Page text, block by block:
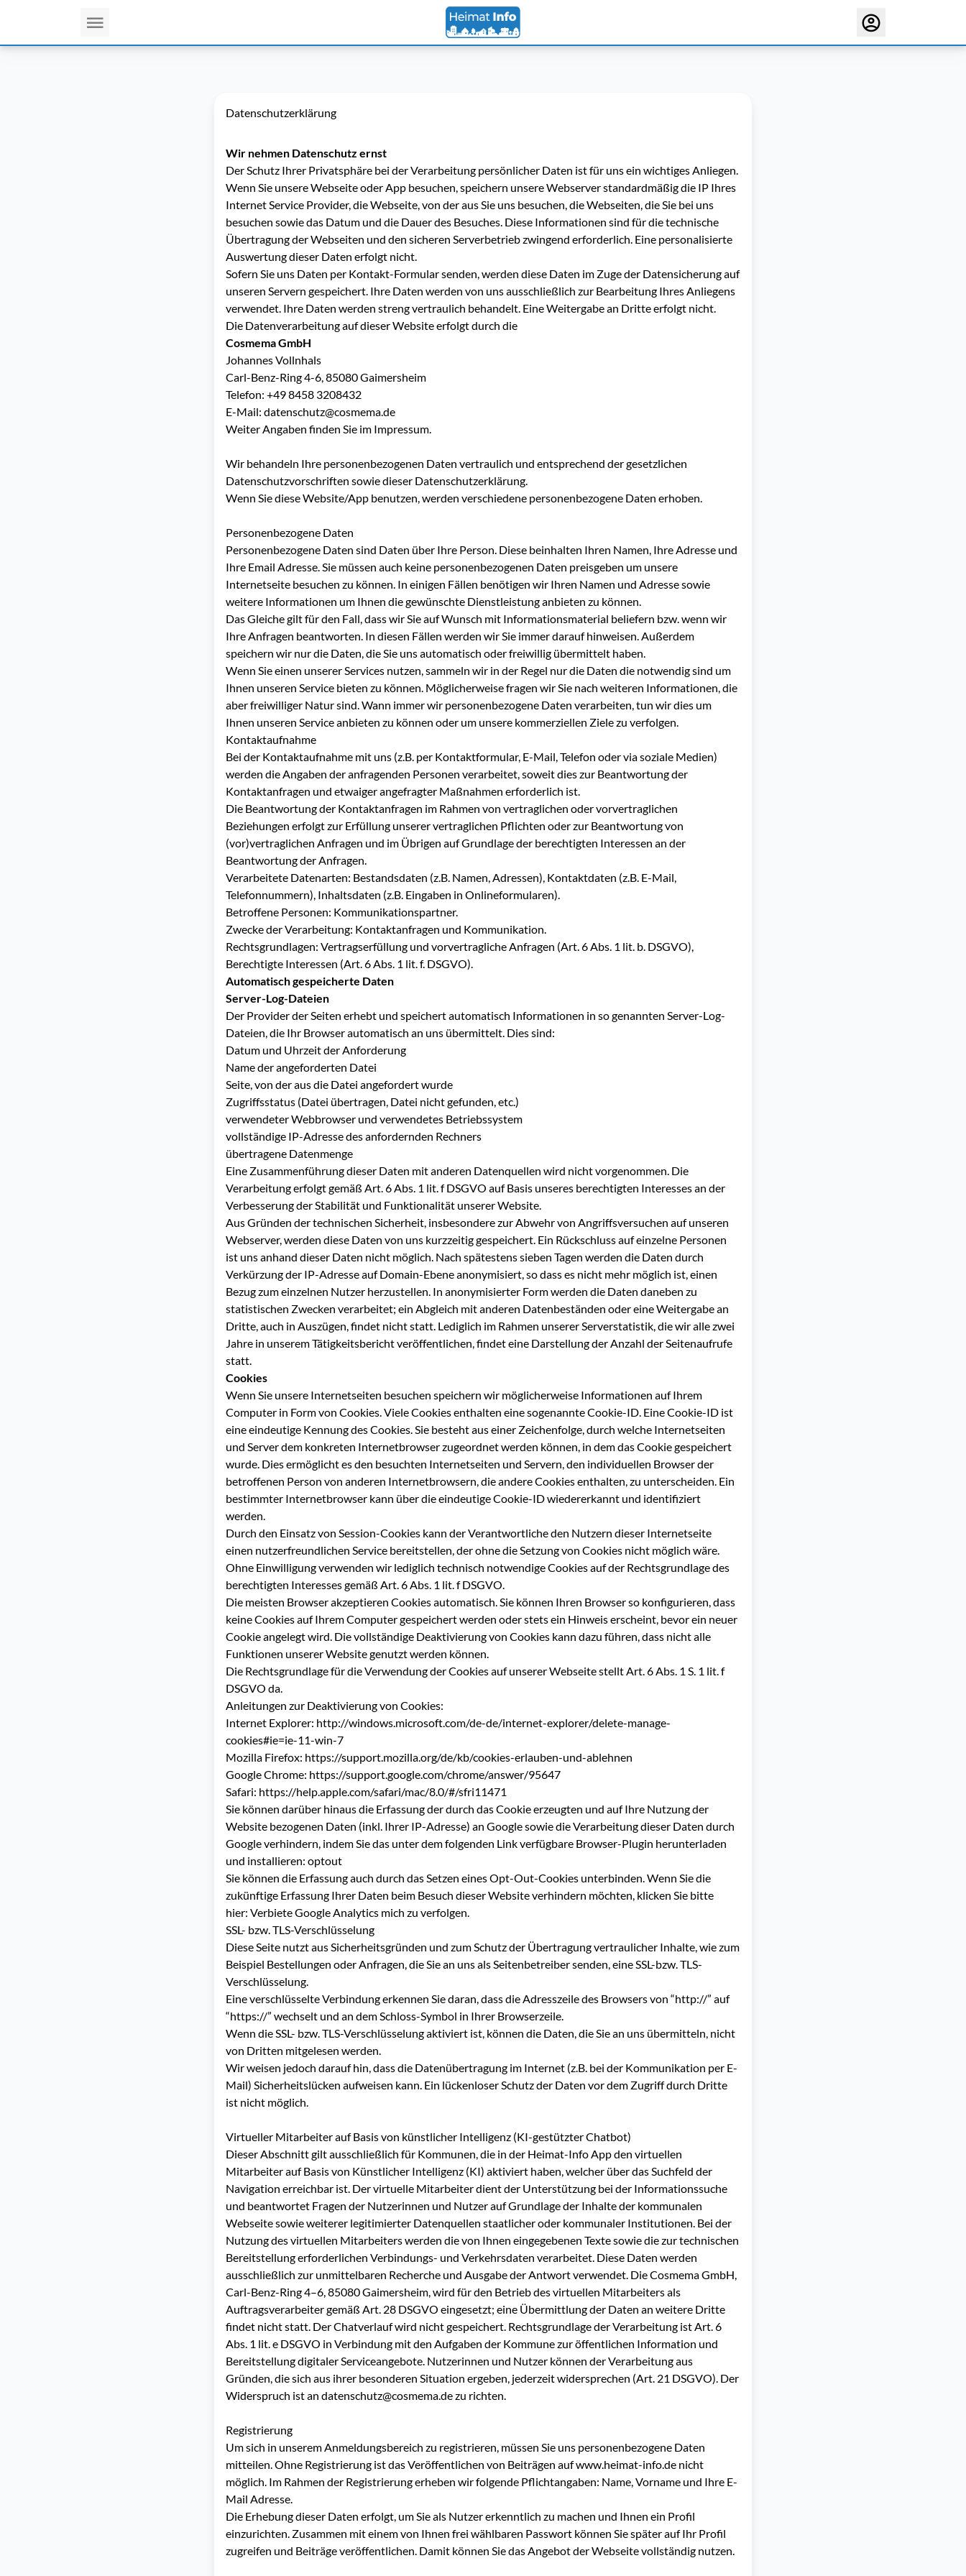
Datenschutzerklärung
Wir nehmen Datenschutz ernst
Der Schutz Ihrer Privatsphäre bei der Verarbeitung persönlicher Daten ist für uns ein wichtiges Anliegen.
Wenn Sie unsere Webseite oder App besuchen, speichern unsere Webserver standardmäßig die IP Ihres
Internet Service Provider, die Webseite, von der aus Sie uns besuchen, die Webseiten, die Sie bei uns
besuchen sowie das Datum und die Dauer des Besuches. Diese Informationen sind für die technische
Übertragung der Webseiten und den sicheren Serverbetrieb zwingend erforderlich. Eine personalisierte
Auswertung dieser Daten erfolgt nicht.
Sofern Sie uns Daten per Kontakt-Formular senden, werden diese Daten im Zuge der Datensicherung auf
unseren Servern gespeichert. Ihre Daten werden von uns ausschließlich zur Bearbeitung Ihres Anliegens
verwendet. Ihre Daten werden streng vertraulich behandelt. Eine Weitergabe an Dritte erfolgt nicht.
Die Datenverarbeitung auf dieser Website erfolgt durch die
Cosmema GmbH
Johannes Vollnhals
Carl-Benz-Ring 4-6, 85080 Gaimersheim
Telefon: +49 8458 3208432
E-Mail: datenschutz@cosmema.de
Weiter Angaben finden Sie im Impressum.
Wir behandeln Ihre personenbezogenen Daten vertraulich und entsprechend der gesetzlichen
Datenschutzvorschriften sowie dieser Datenschutzerklärung.
Wenn Sie diese Website/App benutzen, werden verschiedene personenbezogene Daten erhoben.
Personenbezogene Daten
Personenbezogene Daten sind Daten über Ihre Person. Diese beinhalten Ihren Namen, Ihre Adresse und
Ihre Email Adresse. Sie müssen auch keine personenbezogenen Daten preisgeben um unsere
Internetseite besuchen zu können. In einigen Fällen benötigen wir Ihren Namen und Adresse sowie
weitere Informationen um Ihnen die gewünschte Dienstleistung anbieten zu können.
Das Gleiche gilt für den Fall, dass wir Sie auf Wunsch mit Informationsmaterial beliefern bzw. wenn wir
Ihre Anfragen beantworten. In diesen Fällen werden wir Sie immer darauf hinweisen. Außerdem
speichern wir nur die Daten, die Sie uns automatisch oder freiwillig übermittelt haben.
Wenn Sie einen unserer Services nutzen, sammeln wir in der Regel nur die Daten die notwendig sind um
Ihnen unseren Service bieten zu können. Möglicherweise fragen wir Sie nach weiteren Informationen, die
aber freiwilliger Natur sind. Wann immer wir personenbezogene Daten verarbeiten, tun wir dies um
Ihnen unseren Service anbieten zu können oder um unsere kommerziellen Ziele zu verfolgen.
Kontaktaufnahme
Bei der Kontaktaufnahme mit uns (z.B. per Kontaktformular, E-Mail, Telefon oder via soziale Medien)
werden die Angaben der anfragenden Personen verarbeitet, soweit dies zur Beantwortung der
Kontaktanfragen und etwaiger angefragter Maßnahmen erforderlich ist.
Die Beantwortung der Kontaktanfragen im Rahmen von vertraglichen oder vorvertraglichen
Beziehungen erfolgt zur Erfüllung unserer vertraglichen Pflichten oder zur Beantwortung von
(vor)vertraglichen Anfragen und im Übrigen auf Grundlage der berechtigten Interessen an der
Beantwortung der Anfragen.
Verarbeitete Datenarten: Bestandsdaten (z.B. Namen, Adressen), Kontaktdaten (z.B. E-Mail,
Telefonnummern), Inhaltsdaten (z.B. Eingaben in Onlineformularen).
Betroffene Personen: Kommunikationspartner.
Zwecke der Verarbeitung: Kontaktanfragen und Kommunikation.
Rechtsgrundlagen: Vertragserfüllung und vorvertragliche Anfragen (Art. 6 Abs. 1 lit. b. DSGVO),
Berechtigte Interessen (Art. 6 Abs. 1 lit. f. DSGVO).
Automatisch gespeicherte Daten
Server-Log-Dateien
Der Provider der Seiten erhebt und speichert automatisch Informationen in so genannten Server-Log-
Dateien, die Ihr Browser automatisch an uns übermittelt. Dies sind:
Datum und Uhrzeit der Anforderung
Name der angeforderten Datei
Seite, von der aus die Datei angefordert wurde
Zugriffsstatus (Datei übertragen, Datei nicht gefunden, etc.)
verwendeter Webbrowser und verwendetes Betriebssystem
vollständige IP-Adresse des anfordernden Rechners
übertragene Datenmenge
Eine Zusammenführung dieser Daten mit anderen Datenquellen wird nicht vorgenommen. Die
Verarbeitung erfolgt gemäß Art. 6 Abs. 1 lit. f DSGVO auf Basis unseres berechtigten Interesses an der
Verbesserung der Stabilität und Funktionalität unserer Website.
Aus Gründen der technischen Sicherheit, insbesondere zur Abwehr von Angriffsversuchen auf unseren
Webserver, werden diese Daten von uns kurzzeitig gespeichert. Ein Rückschluss auf einzelne Personen
ist uns anhand dieser Daten nicht möglich. Nach spätestens sieben Tagen werden die Daten durch
Verkürzung der IP-Adresse auf Domain-Ebene anonymisiert, so dass es nicht mehr möglich ist, einen
Bezug zum einzelnen Nutzer herzustellen. In anonymisierter Form werden die Daten daneben zu
statistischen Zwecken verarbeitet; ein Abgleich mit anderen Datenbeständen oder eine Weitergabe an
Dritte, auch in Auszügen, findet nicht statt. Lediglich im Rahmen unserer Serverstatistik, die wir alle zwei
Jahre in unserem Tätigkeitsbericht veröffentlichen, findet eine Darstellung der Anzahl der Seitenaufrufe
statt.
Cookies
Wenn Sie unsere Internetseiten besuchen speichern wir möglicherweise Informationen auf Ihrem
Computer in Form von Cookies. Viele Cookies enthalten eine sogenannte Cookie-ID. Eine Cookie-ID ist
eine eindeutige Kennung des Cookies. Sie besteht aus einer Zeichenfolge, durch welche Internetseiten
und Server dem konkreten Internetbrowser zugeordnet werden können, in dem das Cookie gespeichert
wurde. Dies ermöglicht es den besuchten Internetseiten und Servern, den individuellen Browser der
betroffenen Person von anderen Internetbrowsern, die andere Cookies enthalten, zu unterscheiden. Ein
bestimmter Internetbrowser kann über die eindeutige Cookie-ID wiedererkannt und identifiziert
werden.
Durch den Einsatz von Session-Cookies kann der Verantwortliche den Nutzern dieser Internetseite
einen nutzerfreundlichen Service bereitstellen, der ohne die Setzung von Cookies nicht möglich wäre.
Ohne Einwilligung verwenden wir lediglich technisch notwendige Cookies auf der Rechtsgrundlage des
berechtigten Interesses gemäß Art. 6 Abs. 1 lit. f DSGVO.
Die meisten Browser akzeptieren Cookies automatisch. Sie können Ihren Browser so konfigurieren, dass
keine Cookies auf Ihrem Computer gespeichert werden oder stets ein Hinweis erscheint, bevor ein neuer
Cookie angelegt wird. Die vollständige Deaktivierung von Cookies kann dazu führen, dass nicht alle
Funktionen unserer Website genutzt werden können.
Die Rechtsgrundlage für die Verwendung der Cookies auf unserer Webseite stellt Art. 6 Abs. 1 S. 1 lit. f
DSGVO da.
Anleitungen zur Deaktivierung von Cookies:
Internet Explorer: http://windows.microsoft.com/de-de/internet-explorer/delete-manage-
cookies#ie=ie-11-win-7
Mozilla Firefox: https://support.mozilla.org/de/kb/cookies-erlauben-und-ablehnen
Google Chrome: https://support.google.com/chrome/answer/95647
Safari: https://help.apple.com/safari/mac/8.0/#/sfri11471
Sie können darüber hinaus die Erfassung der durch das Cookie erzeugten und auf Ihre Nutzung der
Website bezogenen Daten (inkl. Ihrer IP-Adresse) an Google sowie die Verarbeitung dieser Daten durch
Google verhindern, indem Sie das unter dem folgenden Link verfügbare Browser-Plugin herunterladen
und installieren: optout
Sie können die Erfassung auch durch das Setzen eines Opt-Out-Cookies unterbinden. Wenn Sie die
zukünftige Erfassung Ihrer Daten beim Besuch dieser Website verhindern möchten, klicken Sie bitte
hier: Verbiete Google Analytics mich zu verfolgen.
SSL- bzw. TLS-Verschlüsselung
Diese Seite nutzt aus Sicherheitsgründen und zum Schutz der Übertragung vertraulicher Inhalte, wie zum
Beispiel Bestellungen oder Anfragen, die Sie an uns als Seitenbetreiber senden, eine SSL-bzw. TLS-
Verschlüsselung.
Eine verschlüsselte Verbindung erkennen Sie daran, dass die Adresszeile des Browsers von “http://” auf
“https://” wechselt und an dem Schloss-Symbol in Ihrer Browserzeile.
Wenn die SSL- bzw. TLS-Verschlüsselung aktiviert ist, können die Daten, die Sie an uns übermitteln, nicht
von Dritten mitgelesen werden.
Wir weisen jedoch darauf hin, dass die Datenübertragung im Internet (z.B. bei der Kommunikation per E-
Mail) Sicherheitslücken aufweisen kann. Ein lückenloser Schutz der Daten vor dem Zugriff durch Dritte
ist nicht möglich.
Virtueller Mitarbeiter auf Basis von künstlicher Intelligenz (KI-gestützter Chatbot)
Dieser Abschnitt gilt ausschließlich für Kommunen, die in der Heimat-Info App den virtuellen
Mitarbeiter auf Basis von Künstlicher Intelligenz (KI) aktiviert haben, welcher über das Suchfeld der
Navigation erreichbar ist. Der virtuelle Mitarbeiter dient der Unterstützung bei der Informationssuche
und beantwortet Fragen der Nutzerinnen und Nutzer auf Grundlage der Inhalte der kommunalen
Webseite sowie weiterer legitimierter Datenquellen staatlicher oder kommunaler Institutionen. Bei der
Nutzung des virtuellen Mitarbeiters werden die von Ihnen eingegebenen Texte sowie die zur technischen
Bereitstellung erforderlichen Verbindungs- und Verkehrsdaten verarbeitet. Diese Daten werden
ausschließlich zur unmittelbaren Recherche und Ausgabe der Antwort verwendet. Die Cosmema GmbH,
Carl-Benz-Ring 4–6, 85080 Gaimersheim, wird für den Betrieb des virtuellen Mitarbeiters als
Auftragsverarbeiter gemäß Art. 28 DSGVO eingesetzt; eine Übermittlung der Daten an weitere Dritte
findet nicht statt. Der Chatverlauf wird nicht gespeichert. Rechtsgrundlage der Verarbeitung ist Art. 6
Abs. 1 lit. e DSGVO in Verbindung mit den Aufgaben der Kommune zur öffentlichen Information und
Bereitstellung digitaler Serviceangebote. Nutzerinnen und Nutzer können der Verarbeitung aus
Gründen, die sich aus ihrer besonderen Situation ergeben, jederzeit widersprechen (Art. 21 DSGVO). Der
Widerspruch ist an datenschutz@cosmema.dezu richten.
Registrierung
Um sich in unserem Anmeldungsbereich zu registrieren, müssen Sie uns personenbezogene Daten
mitteilen. Ohne Registrierung ist das Veröffentlichen von Beiträgen auf www.heimat-info.de nicht
möglich. Im Rahmen der Registrierung erheben wir folgende Pflichtangaben: Name, Vorname und Ihre E-
Mail Adresse.
Die Erhebung dieser Daten erfolgt, um Sie als Nutzer erkenntlich zu machen und Ihnen ein Profil
einzurichten. Zusammen mit einem von Ihnen frei wählbaren Passwort können Sie später auf Ihr Profil
zugreifen und Beiträge veröffentlichen. Damit können Sie das Angebot der Webseite vollständig nutzen.